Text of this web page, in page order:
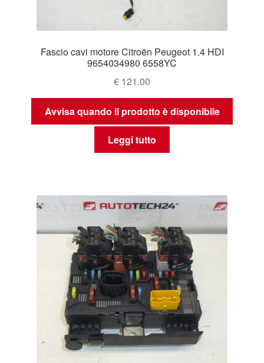
Fascio cavi motore Citroën Peugeot 1.4 HDI
9654034980 6558YC
€ 121.00
Avvisa quando il prodotto è disponibile
Leggi tutto